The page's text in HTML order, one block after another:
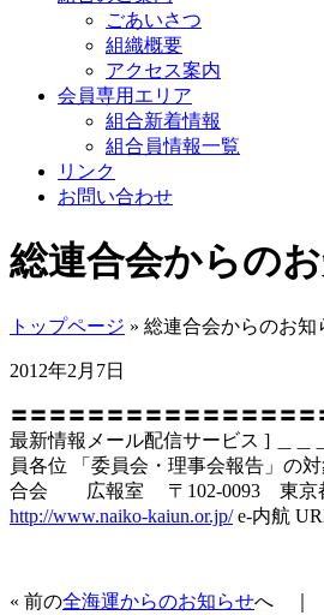
ごあいさつ
組織概要
アクセス案内
会員専用エリア
組合新着情報
組合員情報一覧
リンク
お問い合わせ
総連合会からの
トップページ » 総連合会からのお知
2012年2月7日
〓〓〓〓〓〓〓〓〓〓〓〓〓
最新情報メール配信サービス ] ＿＿
員各位 「委員会・理事会報告
合会 広報室 〒102-0093 東京都
http://www.naiko-kaiun.or.jp/e-内航
« 前の全海運からのお知らせへ ｜